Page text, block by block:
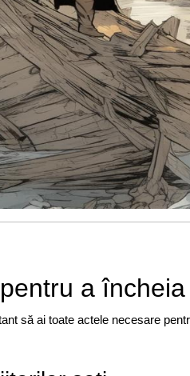
a
să ai toate actele necesare